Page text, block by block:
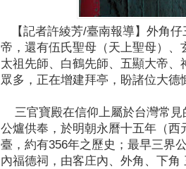
【記者許綾芳/臺南報導】外角
帝，還有伍氏聖母（天上聖母）
太祖先師、白鶴先師、五顯大帝
眾多，正在增建拜亭，盼諸位大德
三官寶殿在信仰上屬於台灣常
公爐供奉，於明朝永曆十五年（西
臺，約有356年之歷史；最早三界
內福德祠，由客庄內、外角、下角